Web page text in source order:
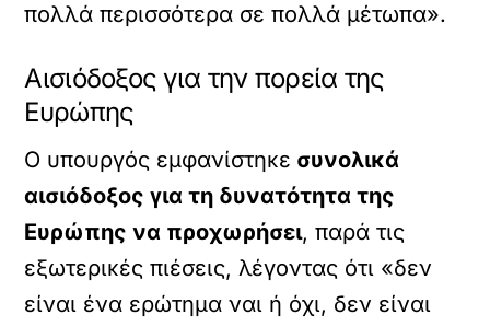
πολλά περισσότερα σε πολλά μέτωπα».
Αισιόδοξος για την πορεία της
Ευρώπης
Ο υπουργός εμφανίστηκε συνολικά
αισιόδοξος για τη δυνατότητα της
Ευρώπης να προχωρήσει, παρά τις
εξωτερικές πιέσεις, λέγοντας ότι «δεν
είναι ένα ερώτημα ναι ή όχι, δεν είναι